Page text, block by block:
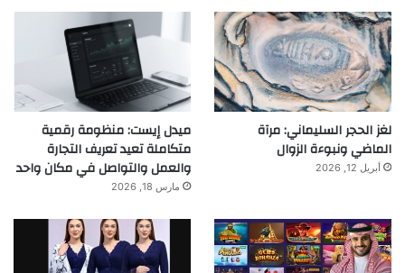
لغز الحجر السليماني: مرآة
الماضي ونبوءة الزوال
أبريل 12, 2026
ميدل إيست: منظومة رقمية
متكاملة تعيد تعريف التجارة
والعمل والتواصل في مكان واحد
مارس 18, 2026